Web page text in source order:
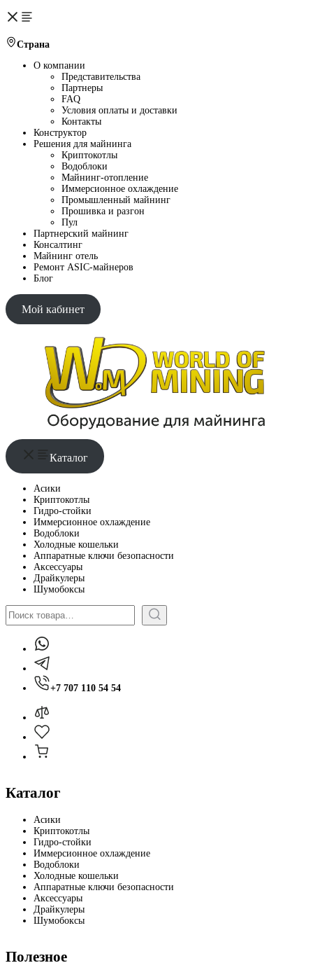
Страна
О компании
Представительства
Партнеры
FAQ
Условия оплаты и доставки
Контакты
Конструктор
Решения для майнинга
Криптокотлы
Водоблоки
Майнинг-отопление
Иммерсионное охлаждение
Промышленный майнинг
Прошивка и разгон
Пул
Партнерский майнинг
Консалтинг
Майнинг отель
Ремонт ASIC-майнеров
Блог
Мой кабинет
Каталог
Асики
Криптокотлы
Гидро-стойки
Иммерсионное охлаждение
Водоблоки
Холодные кошельки
Аппаратные ключи безопасности
Аксессуары
Драйкулеры
Шумобоксы
Поиск
+7 707 110 54 54
Каталог
Асики
Криптокотлы
Гидро-стойки
Иммерсионное охлаждение
Водоблоки
Холодные кошельки
Аппаратные ключи безопасности
Аксессуары
Драйкулеры
Шумобоксы
Полезное